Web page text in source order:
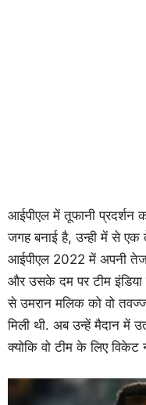
आईपीएल में तूफानी प्रदर्शन
जगह बनाई है, उन्ही में से एक
आईपीएल 2022 में अपनी तेज
और उसके दम पर टीम
से उमरान मलिक को वो
मिली थी. अब उन्हें मैदान में
क्योकि वो टीम के लिए विकेट